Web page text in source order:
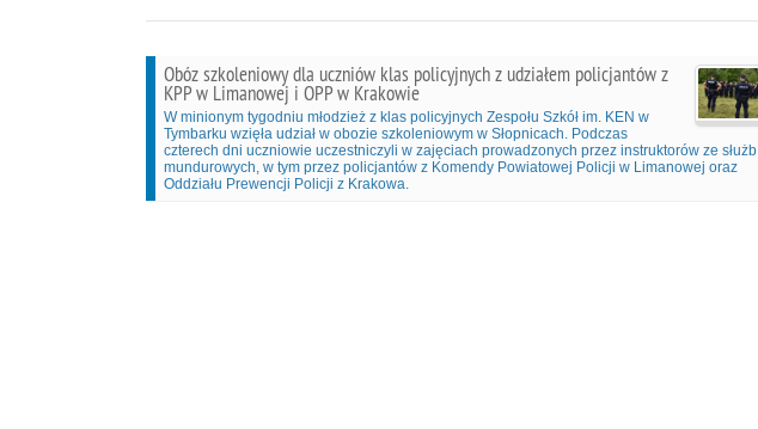
Obóz szkoleniowy dla uczniów klas policyjnych z udziałem policjantów z
KPP w Limanowej i OPP w Krakowie
W minionym tygodniu młodzież z klas policyjnych Zespołu Szkół im. KEN w
Tymbarku wzięła udział w obozie szkoleniowym w Słopnicach. Podczas
czterech dni uczniowie uczestniczyli w zajęciach prowadzonych przez instruktorów ze służb
mundurowych, w tym przez policjantów z Komendy Powiatowej Policji w Limanowej oraz
Oddziału Prewencji Policji z Krakowa.